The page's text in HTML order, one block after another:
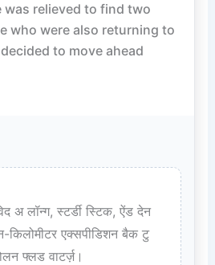
was relieved to find two
who were also returning to
to move ahead
अ लॉन्ग, स्टर्डी स्टिक, ऐंड देन
किलोमीटर एक्सपीडिशन बैक टु
फ्लड वाटर्ज़।